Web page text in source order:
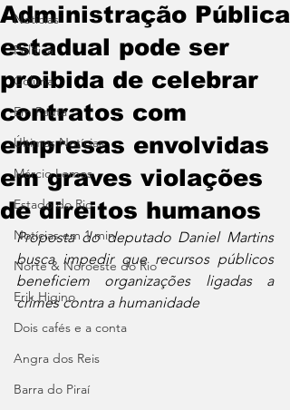
Notícias
Política
Coluna
Em Pauta
Últimas Notícias
Márcio Lemos
Estado do Rio
Notícias em 1 min
Norte & Noroeste do Rio
Erik Higino
Dois cafés e a conta
Angra dos Reis
Barra do Piraí
Administração Pública
estadual pode ser
proibida de celebrar
contratos com
empresas envolvidas
em graves violações
de direitos humanos
Proposta do deputado Daniel Martins
busca impedir que recursos públicos
beneficiem organizações ligadas a
crimes contra a humanidade